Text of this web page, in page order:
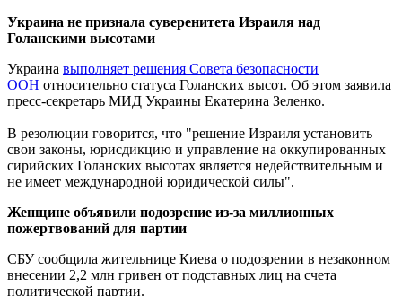
Украина не признала суверенитета Израиля над
Голанскими высотами
Украина выполняет решения Совета безопасности
ООН относительно статуса Голанских высот. Об этом заявила
пресс-секретарь МИД Украины Екатерина Зеленко.
В резолюции говорится, что "решение Израиля установить
свои законы, юрисдикцию и управление на оккупированных
сирийских Голанских высотах является недействительным и
не имеет международной юридической силы".
Женщине объявили подозрение из-за миллионных
пожертвований для партии
СБУ сообщила жительнице Киева о подозрении в незаконном
внесении 2,2 млн гривен от подставных лиц на счета
политической партии.